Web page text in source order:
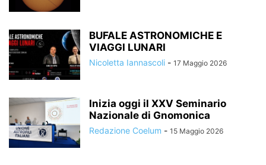
BUFALE ASTRONOMICHE E
VIAGGI LUNARI
Nicoletta Iannascoli - 17 Maggio 2026
Inizia oggi il XXV Seminario
Nazionale di Gnomonica
Redazione Coelum - 15 Maggio 2026